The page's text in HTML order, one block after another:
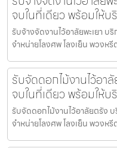
จบในที่เดียว พร้อมให้บ
รับจ้างจัดงานไว้อาลัยพะเยา
จำหน่ายโลงศพ โลงเย็น พวงห
รับจัดดอกไม้งานไว้อ
จบในที่เดียว พร้อมให้บ
รับจัดดอกไม้งานไว้อาลัยตรัง
จำหน่ายโลงศพ โลงเย็น พวงห